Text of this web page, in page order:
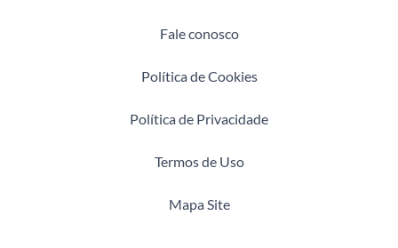
Fale conosco
Política de Cookies
Política de Privacidade
Termos de Uso
Mapa Site